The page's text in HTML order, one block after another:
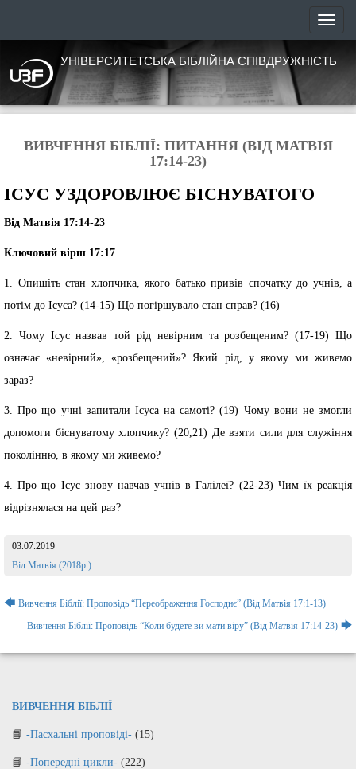
УНІВЕРСИТЕТСЬКА БІБЛІЙНА СПІВДРУЖНІСТЬ
ВИВЧЕННЯ БІБЛІЇ: ПИТАННЯ (ВІД МАТВІЯ
17:14-23)
ІСУС УЗДОРОВЛЮЄ БІСНУВАТОГО
Від Матвія 17:14-23
Ключовий вірш 17:17
1. Опишіть стан хлопчика, якого батько привів спочатку до учнів, а
потім до Ісуса? (14-15) Що погіршувало стан справ? (16)
2. Чому Ісус назвав той рід невірним та розбещеним? (17-19) Що
означає «невірний», «розбещений»? Який рід, у якому ми живемо
зараз?
3. Про що учні запитали Ісуса на самоті? (19) Чому вони не змогли
допомоги біснуватому хлопчику? (20,21) Де взяти сили для служіння
поколінню, в якому ми живемо?
4. Про що Ісус знову навчав учнів в Галілеї? (22-23) Чим їх реакція
відрізнялася на цей раз?
03.07.2019
Розділ:
Від Матвія (2018р.)
Навігація
записів
🡄 Вивчення Біблії: Проповідь “Переображення Господнє” (Від Матвія 17:1-13)
Вивчення Біблії: Проповідь “Коли будете ви мати віру” (Від Матвія 17:14-23) 🡆
ВИВЧЕННЯ БІБЛІЇ
-Пасхальні проповіді- (15)
-Попередні цикли- (222)